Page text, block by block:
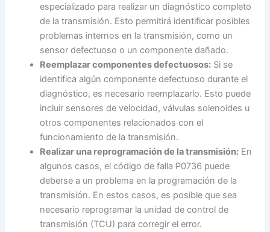
especializado para realizar un diagnóstico completo
de la transmisión. Esto permitirá identificar posibles
problemas internos en la transmisión, como un
sensor defectuoso o un componente dañado.
Reemplazar componentes defectuosos: Si se
identifica algún componente defectuoso durante el
diagnóstico, es necesario reemplazarlo. Esto puede
incluir sensores de velocidad, válvulas solenoides u
otros componentes relacionados con el
funcionamiento de la transmisión.
Realizar una reprogramación de la transmisión: En
algunos casos, el código de falla P0736 puede
deberse a un problema en la programación de la
transmisión. En estos casos, es posible que sea
necesario reprogramar la unidad de control de
transmisión (TCU) para corregir el error.